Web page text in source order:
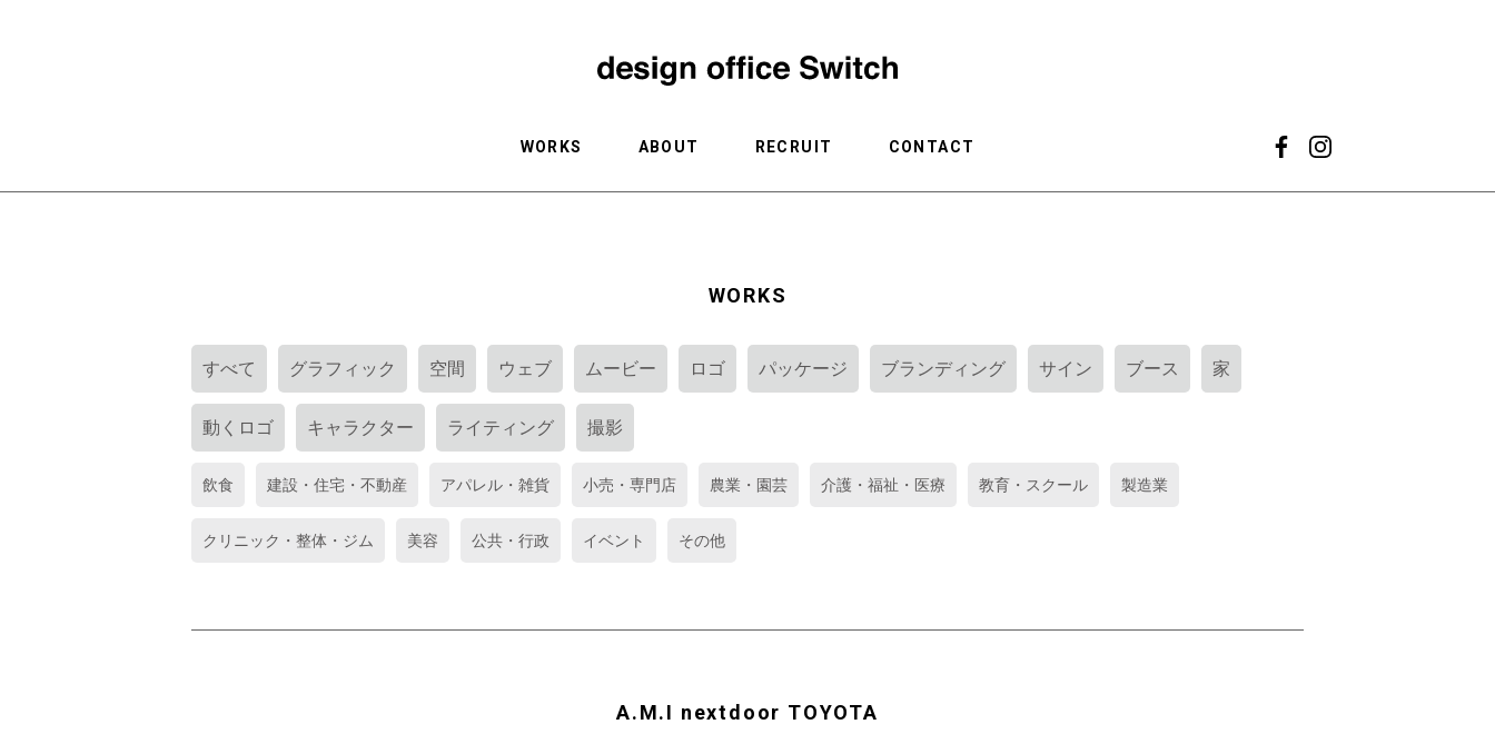
WORKS ABOUT RECRUIT CONTACT
WORKS
すべて グラフィック 空間 ウェブ ムービー ロゴ パッケージ ブランディング サイン ブース 家
動くロゴ キャラクター ライティング 撮影
飲食 建設・住宅・不動産 アパレル・雑貨 小売・専門店 農業・園芸 介護・福祉・医療 教育・スクール 製造業
クリニック・整体・ジム 美容 公共・行政 イベント その他
A.M.I nextdoor TOYOTA